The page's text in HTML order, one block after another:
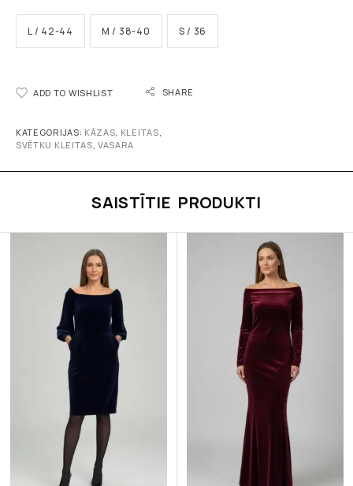
L / 42-44 M / 38-40 S / 36
ADD TO WISHLIST SHARE
KATEGORIJAS: KĀZAS, KLEITAS,
SVĒTKU KLEITAS, VASARA
SAISTĪTIE PRODUKTI